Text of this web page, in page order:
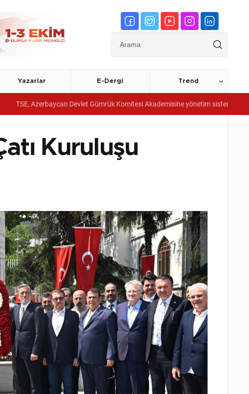
Yazarlar E-Dergi Trend
Devlet Gümrük Komitesi Akademisine yönetim sistemi belgeleri verdi
Kuruluşu